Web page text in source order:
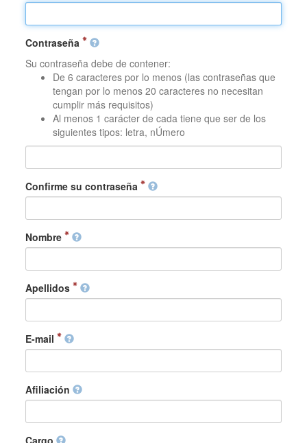
Contraseña
Su contraseña debe de contener:
De 6 caracteres por lo menos (las contraseñas que
tengan por lo menos 20 caracteres no necesitan
cumplir más requisitos)
Al menos 1 carácter de cada tiene que ser de los
siguientes tipos: letra, nÚmero
Confirme su contraseña
Nombre
Apellidos
E-mail
Afiliación
Cargo